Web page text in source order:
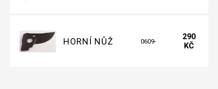
HORNÍ NŮŽ
0609-
290
KČ